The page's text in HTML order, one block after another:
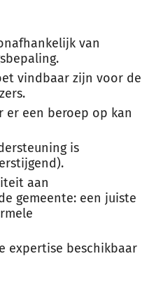
van
vindbaar zijn voor de
er een beroep op kan
is
aan
gemeente: een juiste
expertise beschikbaar